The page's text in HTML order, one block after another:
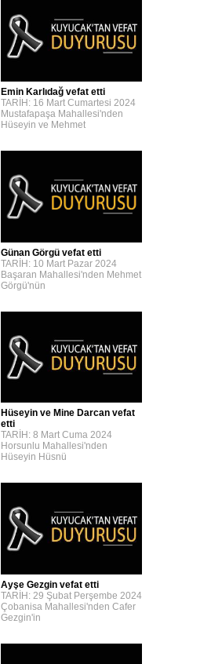
Emin Karlıdağ vefat etti
TARİH: 16 Mart Cumartesi 2024
Mustafapaşa Mahallesi'nden
Hüseyin ve Mehmet
Günan Görgü vefat etti
TARİH: 10 Mart Pazar 2024
Başaran Mahallesi'nden Mehmet
Görgü'nün
Hüseyin ve Mine Darcan vefat
etti
TARİH: 8 Mart Cuma 2024
Horsunlu Mahallesi'nden
Hüseyin Hüsnü
Ayşe Gezgin vefat etti
TARİH: 29 Şubat Perşembe 2024
Çobanisa Mahallesi'nden Cafer
Gezgin'in